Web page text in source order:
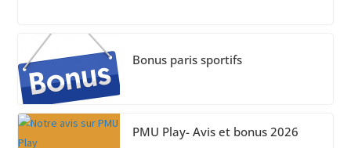
Bonus paris sportifs
PMU Play- Avis et bonus 2026